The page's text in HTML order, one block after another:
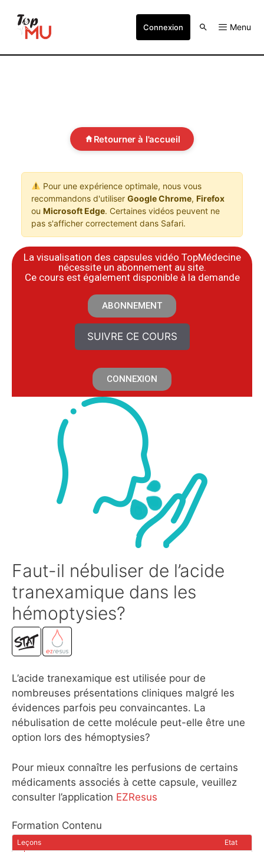
Connexion Menu
Retourner à l'accueil
Pour une expérience optimale, nous vous
recommandons d'utiliser Google Chrome, Firefox
ou Microsoft Edge. Certaines vidéos peuvent ne
pas s'afficher correctement dans Safari.
La visualisation des capsules vidéo TopMédecine
nécessite un abonnement au site.
​Ce cours est également disponible à la demande
ABONNEMENT
SUIVRE CE COURS
CONNEXION
Faut-il nébuliser de l’acide
tranexamique dans les
hémoptysies?
L’acide tranexamique est utilisée pour de
nombreuses présentations cliniques malgré les
évidences parfois peu convaincantes. La
nébulisation de cette molécule peut-elle être une
option lors des hémoptysies?
Pour mieux connaître les perfusions de certains
médicaments associés à cette capsule, veuillez
consulter l’application EZResus
Formation Contenu
Leçons
Etat